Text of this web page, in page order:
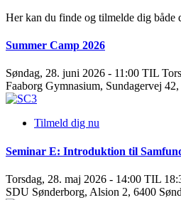
Her kan du finde og tilmelde dig både
Summer Camp 2026
Søndag, 28. juni 2026 - 11:00 TIL
Faaborg Gymnasium, Sundagervej
Tilmeld dig nu
Seminar E: Introduktion til
Torsdag, 28. maj 2026 - 14:00 TIL
SDU Sønderborg, Alsion 2, 6400